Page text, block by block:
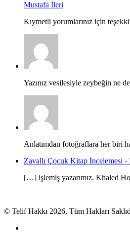
Mustafa İleri
Kıymetli yorumlarınız için
Yazınız vesilesiyle zeybeğin ne
Anlatımdan fotoğraflara her biri
Zavallı Çocuk Kitap İncelemesi -
[…] işlemiş yazarımız. Khaled
© Telif Hakkı 2026, Tüm Hakları